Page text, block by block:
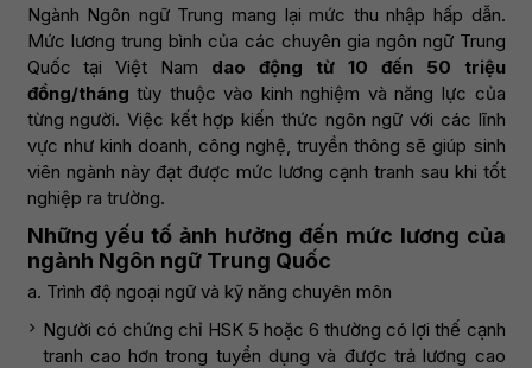
Ngành Ngôn ngữ Trung mang lại mức thu nhập hấp dẫn.
Mức lương trung bình của các chuyên gia ngôn ngữ Trung
Quốc tại Việt Nam dao động từ 10 đến 50 triệu
đồng/tháng tùy thuộc vào kinh nghiệm và năng lực của
từng người. Việc kết hợp kiến thức ngôn ngữ với các lĩnh
vực như kinh doanh, công nghệ, truyền thông sẽ giúp sinh
viên ngành này đạt được mức lương cạnh tranh sau khi tốt
nghiệp ra trường.
Những yếu tố ảnh hưởng đến mức lương của
ngành Ngôn ngữ Trung Quốc
a. Trình độ ngoại ngữ và kỹ năng chuyên môn
Người có chứng chỉ HSK 5 hoặc 6 thường có lợi thế cạnh
tranh cao hơn trong tuyển dụng và được trả lương cao